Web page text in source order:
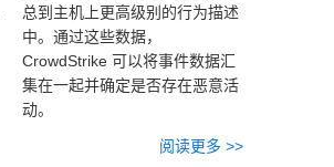
总到主机上更高级别的行为描述
中。通过这些数据，
CrowdStrike 可以将事件数据汇
集在一起并确定是否存在恶意活
动。
阅读更多 >>